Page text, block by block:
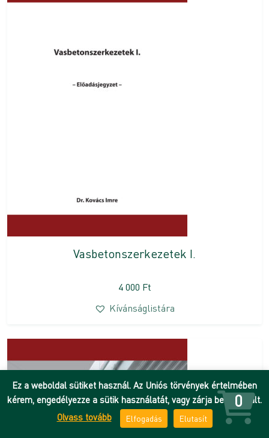
Vasbetonszerkezetek I.
4 000 Ft
Kívánságlistára
Ez a weboldal sütiket használ. Az Uniós törvények értelmében
kérem, engedélyezze a sütik használatát, vagy zárja be az oldalt.
Olvass tovább
Elfogadás Elutasít
0